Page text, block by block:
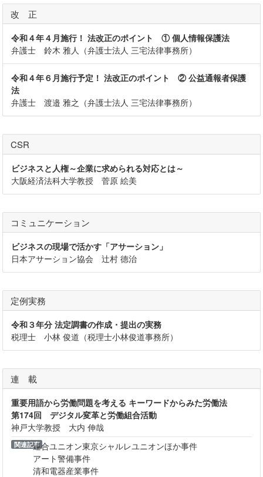
改 正
令和４年４月施行！ 法改正のポイント ① 個人情報保護法
弁護士 鈴木 雅人（弁護士法人 三宅法律事務所）
令和４年６月施行予定！ 法改正のポイント ② 公益通報者保護
法
弁護士 渡邉 雅之（弁護士法人 三宅法律事務所）
CSR
ビジネスと人権～企業に求められる対応とは～
大阪経済法科大学教授 菅原 絵美
コミュニケーション
ビジネスの現場で活かす「アサーション」
日本アサーション協会 辻村 德治
定例実務
令和３年分 法定調書の作成・提出の実務
税理士 小林 俊道（税理士小林俊道事務所）
連 載
重要用語から労働問題を考える キーワードからみた労働法
第174回 デジタル変革と労働組合活動
神戸大学教授 大内 伸哉
関連記事連合ユニオン東京シャルレユニオンほか事件
アート警備事件
清和電器産業事件